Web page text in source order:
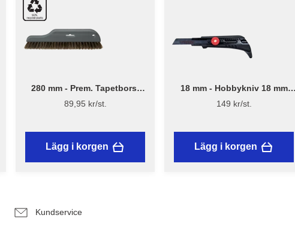
280 mm - Prem. Tapetborst
3540
89,95 kr/st.
Lägg i korgen
18 mm - Hobbykniv 18 mm
med skruvlås och mattkrok.
149 kr/st.
Lägg i korgen
Kundservice